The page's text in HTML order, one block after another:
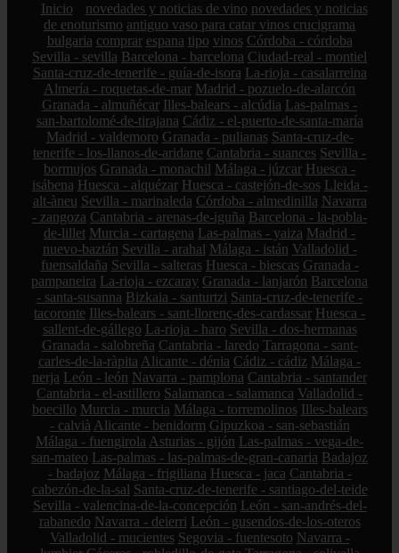
Inicio novedades y noticias de vino novedades y noticias
de enoturismo antiguo vaso para catar vinos crucigrama
bulgaria comprar espana tipo vinos Córdoba - córdoba
Sevilla - sevilla Barcelona - barcelona Ciudad-real - montiel
Santa-cruz-de-tenerife - guía-de-isora La-rioja - casalarreina
Almería - roquetas-de-mar Madrid - pozuelo-de-alarcón
Granada - almuñécar Illes-balears - alcúdia Las-palmas -
san-bartolomé-de-tirajana Cádiz - el-puerto-de-santa-maría
Madrid - valdemoro Granada - pulianas Santa-cruz-de-
tenerife - los-llanos-de-aridane Cantabria - suances Sevilla -
bormujos Granada - monachil Málaga - júzcar Huesca -
isábena Huesca - alquézar Huesca - castejón-de-sos Lleida -
alt-àneu Sevilla - marinaleda Córdoba - almedinilla Navarra
- zangoza Cantabria - arenas-de-iguña Barcelona - la-pobla-
de-lillet Murcia - cartagena Las-palmas - yaiza Madrid -
nuevo-baztán Sevilla - arahal Málaga - istán Valladolid -
fuensaldaña Sevilla - salteras Huesca - biescas Granada -
pampaneira La-rioja - ezcaray Granada - lanjarón Barcelona
- santa-susanna Bizkaia - santurtzi Santa-cruz-de-tenerife -
tacoronte Illes-balears - sant-llorenç-des-cardassar Huesca -
sallent-de-gállego La-rioja - haro Sevilla - dos-hermanas
Granada - salobreña Cantabria - laredo Tarragona - sant-
carles-de-la-ràpita Alicante - dénia Cádiz - cádiz Málaga -
nerja León - león Navarra - pamplona Cantabria - santander
Cantabria - el-astillero Salamanca - salamanca Valladolid -
boecillo Murcia - murcia Málaga - torremolinos Illes-balears
- calvià Alicante - benidorm Gipuzkoa - san-sebastián
Málaga - fuengirola Asturias - gijón Las-palmas - vega-de-
san-mateo Las-palmas - las-palmas-de-gran-canaria Badajoz
- badajoz Málaga - frigiliana Huesca - jaca Cantabria -
cabezón-de-la-sal Santa-cruz-de-tenerife - santiago-del-teide
Sevilla - valencina-de-la-concepción León - san-andrés-del-
rabanedo Navarra - deierri León - gusendos-de-los-oteros
Valladolid - mucientes Segovia - fuentesoto Navarra -